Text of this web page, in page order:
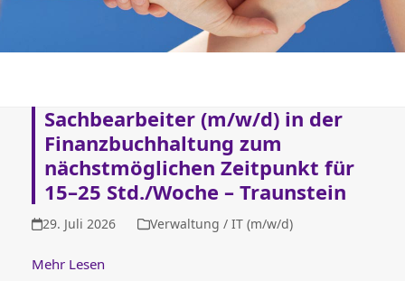
Sachbearbeiter (m/w/d) in der
Finanzbuchhaltung zum
nächstmöglichen Zeitpunkt für
15–25 Std./Woche – Traunstein
29. Juli 2026 Verwaltung / IT (m/w/d)
Mehr Lesen